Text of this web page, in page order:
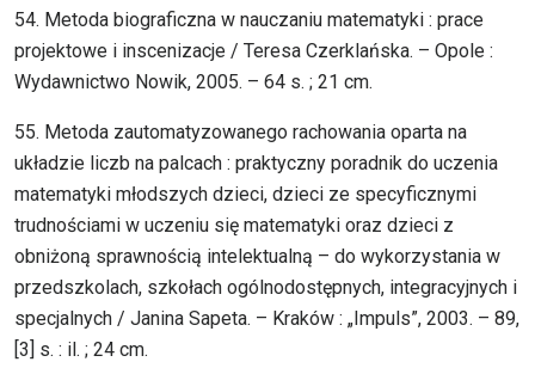
54. Metoda biograficzna w nauczaniu matematyki : prace
projektowe i inscenizacje / Teresa Czerklańska. – Opole :
Wydawnictwo Nowik, 2005. – 64 s. ; 21 cm.
55. Metoda zautomatyzowanego rachowania oparta na
układzie liczb na palcach : praktyczny poradnik do uczenia
matematyki młodszych dzieci, dzieci ze specyficznymi
trudnościami w uczeniu się matematyki oraz dzieci z
obniżoną sprawnością intelektualną – do wykorzystania w
przedszkolach, szkołach ogólnodostępnych, integracyjnych i
specjalnych / Janina Sapeta. – Kraków : „Impuls”, 2003. – 89,
[3] s. : il. ; 24 cm.